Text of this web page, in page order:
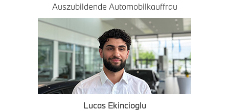
Auszubildende Automobilkauffrau
Lucas Ekincioglu